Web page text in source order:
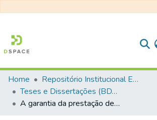
Communities & Collections
All of DSpace
Home
Repositório Institucional EESC
Teses e Dissertações (BDTD USP)
A garantia da prestação de informações relativas ao ambiente como instrumento de gestão e de política ambiental no Brasil